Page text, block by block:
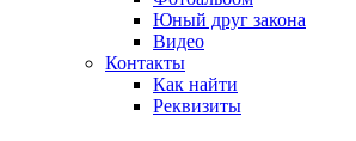
Юный друг закона
Видео
Контакты
Как найти
Реквизиты